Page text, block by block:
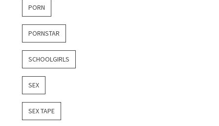
PORN
PORNSTAR
SCHOOLGIRLS
SEX
SEX TAPE